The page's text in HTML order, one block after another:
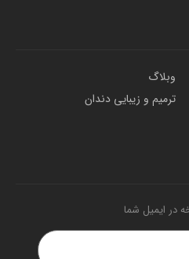
وبلاگ
ترمیم و زیبایی دندان
در ایمیل شما